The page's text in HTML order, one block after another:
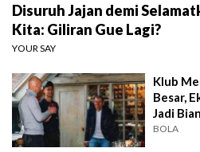
Disuruh Jajan demi
Kita: Giliran Gue Lagi?
YOUR SAY
Klub
Besar,
Jadi
BOLA